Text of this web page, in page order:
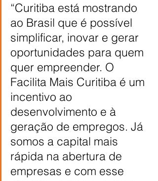
“Curitiba está mostrando
ao Brasil que é possível
simplificar, inovar e gerar
oportunidades para quem
quer empreender. O
Facilita Mais Curitiba é um
incentivo ao
desenvolvimento e à
geração de empregos. Já
somos a capital mais
rápida na abertura de
empresas e com esse